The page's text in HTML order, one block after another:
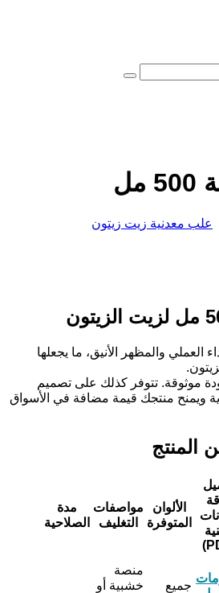
علب معدنية زيت زيتون
بين الأداء العملي والمظهر الأنيق، ما يجعلها
موثوقة. تتوفر كذلك على تصميم
ويمنح منتجك قيمة مضافة في الأسواق
المنتج
الألوان
المتوفرة
مواصفات
التغليف
مدة
الصلاحية
جميع
منصة
خشبية أو